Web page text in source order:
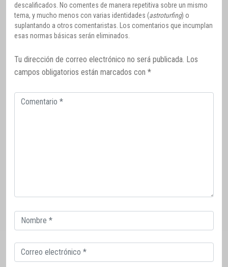
descalificados. No comentes de manera repetitiva sobre un mismo
tema, y mucho menos con varias identidades (astroturfing) o
suplantando a otros comentaristas. Los comentarios que incumplan
esas normas básicas serán eliminados.
Tu dirección de correo electrónico no será publicada. Los
campos obligatorios están marcados con *
Comentario
Correo
electrónico
Correo
electrónico